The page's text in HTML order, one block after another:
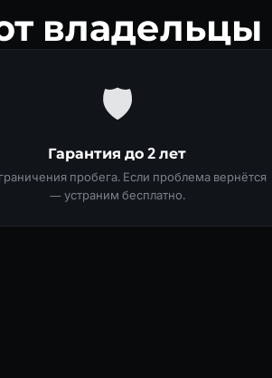
владельцы
🛡
Гарантия до 2 лет
пробега. Если проблема вернётся
— устраним бесплатно.